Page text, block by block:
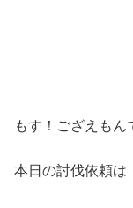
もす！ござえもん
本日の討伐依頼は